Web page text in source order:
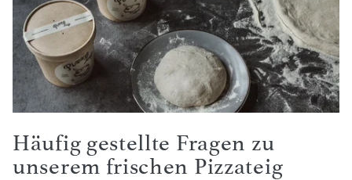
Häufig gestellte Fragen zu
unserem frischen Pizzateig